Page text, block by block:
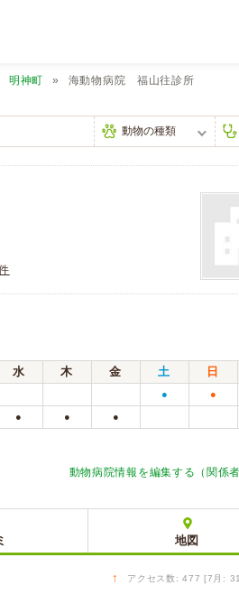
明神町 海動物病院 福山往診所
水 木 金 土 日
● ●
● ● ●
動物病院情報を編集する（関係者
地図
↑ アクセス数: 477 [7月: